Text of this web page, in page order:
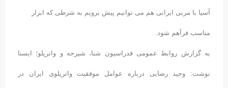
آسیا با مربی ایرانی هم می توانیم پیش برویم به شرطی که ابزار
مناسب فرآهم شود.
به گزارش روابط عمومی فدراسیون شنا، شیرجه و واترپلو؛ ایسنا
نوشت: وحید رضایی درباره عوامل موفقیت واترپلوی ایران در